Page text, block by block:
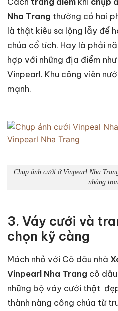
Nha Trang thường có hai
là thật kiêu sa lộng lẫy để
chúa cổ tích. Hay là phải
hợp với những địa điểm
Vinpearl. Khu công viên
mạnh.
Chụp ảnh cưới ở Vinpearl Nha
nhàng
3. Váy cưới và
chọn kỹ càng
Mách nhỏ với Cô dâu nhà
Vinpearl Nha Trang cô
những bộ váy cưới thật
thành nàng công chúa từ